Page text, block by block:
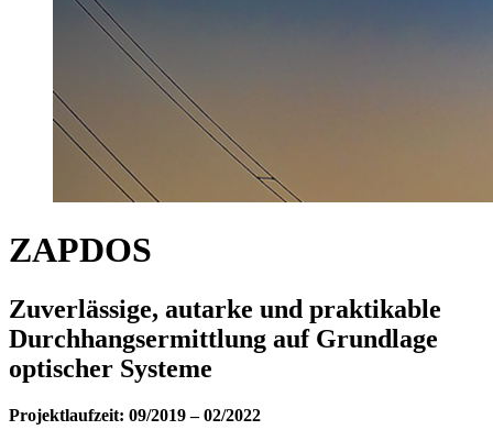
ZAPDOS
Zuverlässige, autarke und praktikable
Durchhangsermittlung auf Grundlage
optischer Systeme
Projektlaufzeit: 09/2019 – 02/2022